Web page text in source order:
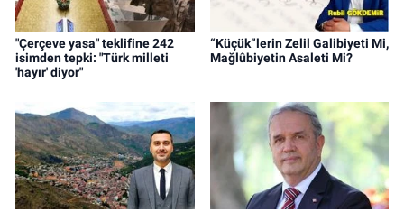
"Çerçeve yasa" teklifine 242
isimden tepki: "Türk milleti
'hayır' diyor"
“Küçük”lerin Zelil Galibiyeti Mi,
Mağlûbiyetin Asaleti Mi?